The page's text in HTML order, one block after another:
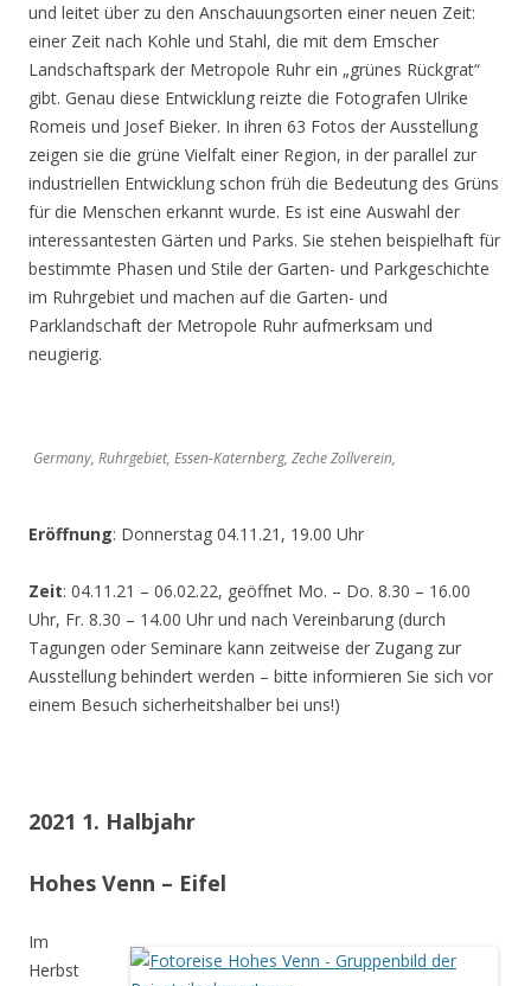
und leitet über zu den Anschauungsorten einer neuen Zeit:
einer Zeit nach Kohle und Stahl, die mit dem Emscher
Landschaftspark der Metropole Ruhr ein „grünes Rückgrat“
gibt. Genau diese Entwicklung reizte die Fotografen Ulrike
Romeis und Josef Bieker. In ihren 63 Fotos der Ausstellung
zeigen sie die grüne Vielfalt einer Region, in der parallel zur
industriellen Entwicklung schon früh die Bedeutung des Grüns
für die Menschen erkannt wurde. Es ist eine Auswahl der
interessantesten Gärten und Parks. Sie stehen beispielhaft für
bestimmte Phasen und Stile der Garten- und Parkgeschichte
im Ruhrgebiet und machen auf die Garten- und
Parklandschaft der Metropole Ruhr aufmerksam und
neugierig.
Germany, Ruhrgebiet, Essen-Katernberg, Zeche Zollverein,
Eröffnung: Donnerstag 04.11.21, 19.00 Uhr
Zeit: 04.11.21 – 06.02.22, geöffnet Mo. – Do. 8.30 – 16.00
Uhr, Fr. 8.30 – 14.00 Uhr und nach Vereinbarung (durch
Tagungen oder Seminare kann zeitweise der Zugang zur
Ausstellung behindert werden – bitte informieren Sie sich vor
einem Besuch sicherheitshalber bei uns!)
2021 1. Halbjahr
Hohes Venn – Eifel
Im
Herbst